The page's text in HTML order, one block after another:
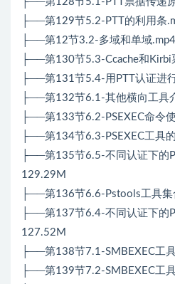
├──第129节5.2-PTT的利用条
├──第12节3.2-多域和单域
├──第130节5.3-Ccache和
├──第131节5.4-用PTT认证进
├──第132节6.1-其他横向工具
├──第133节6.2-PSEXEC命令
├──第134节6.3-PSEXEC工具
├──第135节6.5-不同认证下的
129.29M
├──第136节6.6-Pstools工具
├──第137节6.4-不同认证下的
127.52M
├──第138节7.1-SMBEXEC工
├──第139节7.2-SMBEXEC工